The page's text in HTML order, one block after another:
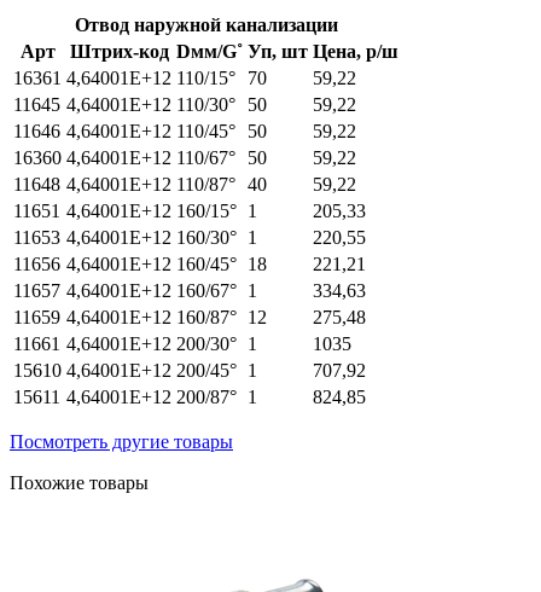
Отвод наружной канализации
Арт
Штрих-код Dмм/G˚ Уп, шт Цена, р/ш
16361 4,64001E+12 110/15° 70
59,22
11645 4,64001E+12 110/30° 50
59,22
11646 4,64001E+12 110/45° 50
59,22
16360 4,64001E+12 110/67° 50
59,22
11648 4,64001E+12 110/87° 40
59,22
11651 4,64001E+12 160/15° 1
205,33
11653 4,64001E+12 160/30° 1
220,55
11656 4,64001E+12 160/45° 18
221,21
11657 4,64001E+12 160/67° 1
334,63
11659 4,64001E+12 160/87° 12
275,48
11661 4,64001E+12 200/30° 1
1035
15610 4,64001E+12 200/45° 1
707,92
15611 4,64001E+12 200/87° 1 824,85
Посмотреть другие товары
Похожие товары